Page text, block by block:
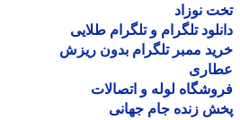
نوزاد
تلگرام و تلگرام طلایی
ممبر تلگرام بدون ریزش
لوله و اتصالات
زنده جام جهانی